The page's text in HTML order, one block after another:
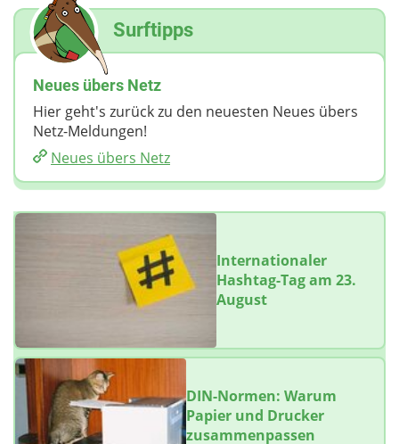
Surftipps
Neues übers Netz
Hier geht's zurück zu den neuesten Neues übers
Netz-Meldungen!
Neues übers Netz
Internationaler
Hashtag-Tag am 23.
August
DIN-Normen: Warum
Papier und Drucker
zusammenpassen